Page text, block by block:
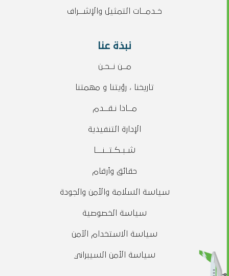
خـدمــات التمثيل والإشــراف
نبذة عنا
مــن نــحـن
تاريخنا ، رؤيتنا و مهمتنا
مــاذا نـقــدم
الإدارة التنفيذية
شـبـكـتــنـــا
حقائق وأرقام
سياسة السلامة والأمن والجودة
سياسة الخصوصية
سياسة الاستخدام الآمن
سياسة الأمن السيبراني